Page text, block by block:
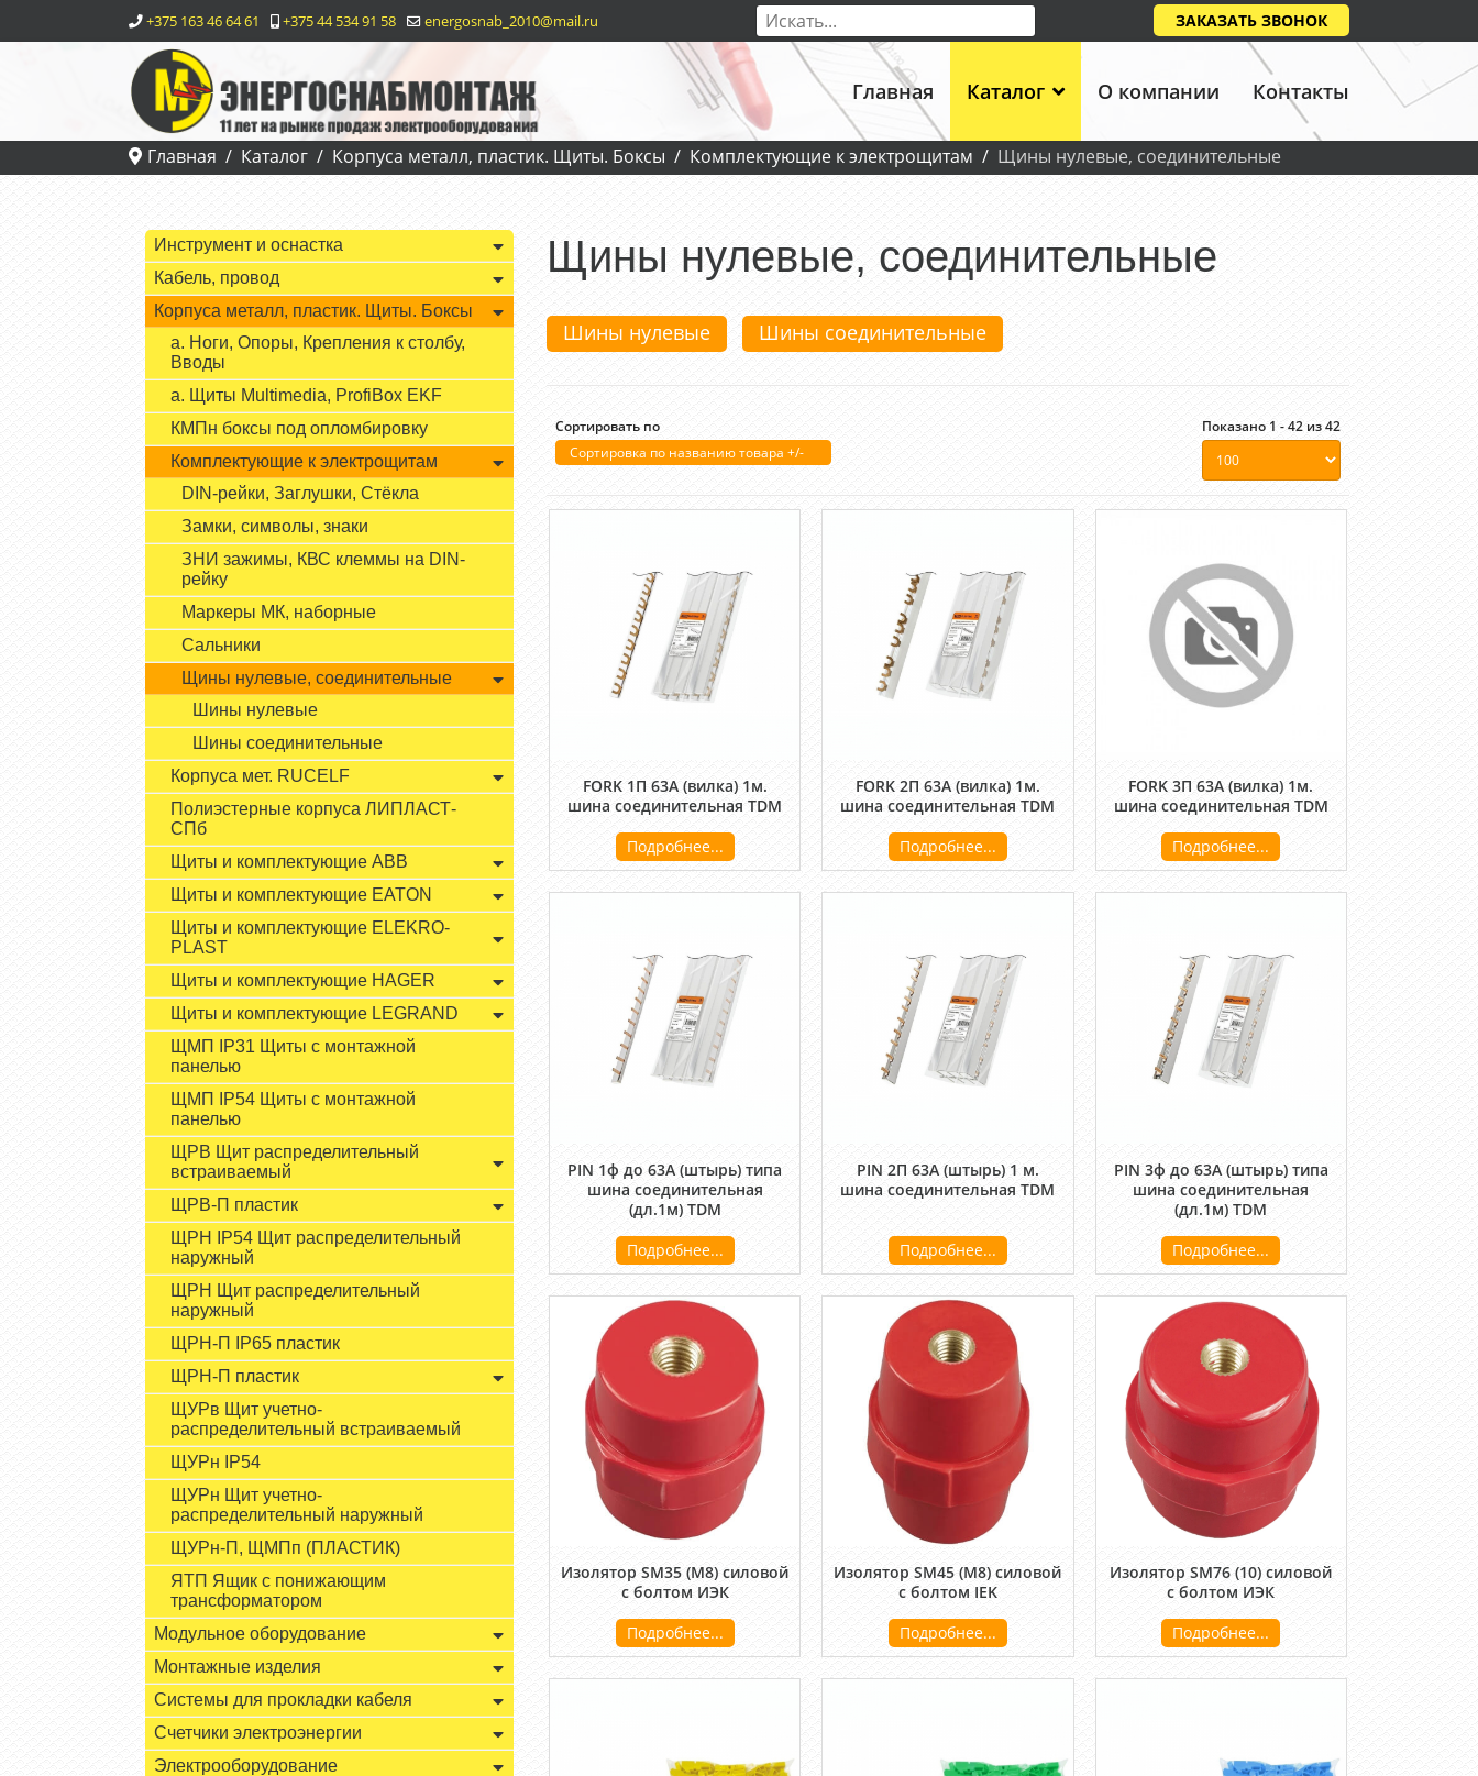
+375 163 46 64 61 +375 44 534 91 58 energosnab_2010@mail.ru ЗАКАЗАТЬ ЗВОНОК
Главная Каталог О компании Контакты
Главная Каталог Корпуса металл, пластик. Щиты. Боксы Комплектующие к электрощитам Щины нулевые, соединительные
Инструмент и оснастка
Кабель, провод
Корпуса металл, пластик. Щиты. Боксы
а. Ноги, Опоры, Крепления к столбу,
Вводы
а. Щиты Multimedia, ProfiBox EKF
КМПн боксы под опломбировку
Комплектующие к электрощитам
DIN-рейки, Заглушки, Стёкла
Замки, символы, знаки
ЗНИ зажимы, КВС клеммы на DIN-
рейку
Маркеры МК, наборные
Сальники
Щины нулевые, соединительные
Шины нулевые
Шины соединительные
Корпуса мет. RUCELF
Полиэстерные корпуса ЛИПЛАСТ-
СПб
Щиты и комплектующие ABB
Щиты и комплектующие EATON
Щиты и комплектующие ELEKRO-
PLAST
Щиты и комплектующие HAGER
Щиты и комплектующие LEGRAND
ЩМП IP31 Щиты с монтажной
панелью
ЩМП IP54 Щиты с монтажной
панелью
ЩРВ Щит распределительный
встраиваемый
ЩРВ-П пластик
ЩРН IP54 Щит распределительный
наружный
ЩРН Щит распределительный
наружный
ЩРН-П IP65 пластик
ЩРН-П пластик
ЩУРв Щит учетно-
распределительный встраиваемый
ЩУРн IP54
ЩУРн Щит учетно-
распределительный наружный
ЩУРн-П, ЩМПп (ПЛАСТИК)
ЯТП Ящик с понижающим
трансформатором
Модульное оборудование
Монтажные изделия
Системы для прокладки кабеля
Счетчики электроэнергии
Электрооборудование
Щины нулевые, соединительные
Шины нулевые Шины соединительные
Сортировать по
Сортировка по названию товара +/-
Показано 1 - 42 из 42
FORK 1П 63A (вилка) 1м.
шина соединительная TDM
Подробнее...
FORK 2П 63A (вилка) 1м.
шина соединительная TDM
Подробнее...
FORK 3П 63A (вилка) 1м.
шина соединительная TDM
Подробнее...
PIN 1ф до 63А (штырь) типа
шина соединительная
(дл.1м) TDM
Подробнее...
PIN 2П 63A (штырь) 1 м.
шина соединительная TDM
Подробнее...
PIN 3ф до 63А (штырь) типа
шина соединительная
(дл.1м) TDM
Подробнее...
Изолятор SM35 (М8) силовой
с болтом ИЭК
Подробнее...
Изолятор SM45 (М8) силовой
с болтом IEK
Подробнее...
Изолятор SM76 (10) силовой
с болтом ИЭК
Подробнее...